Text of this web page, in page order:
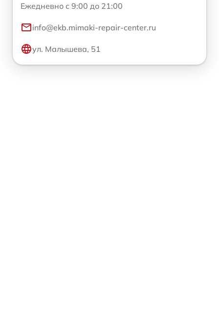
Ежедневно с 9:00 до 21:00
info@ekb.mimaki-repair-center.ru
ул. Малышева, 51